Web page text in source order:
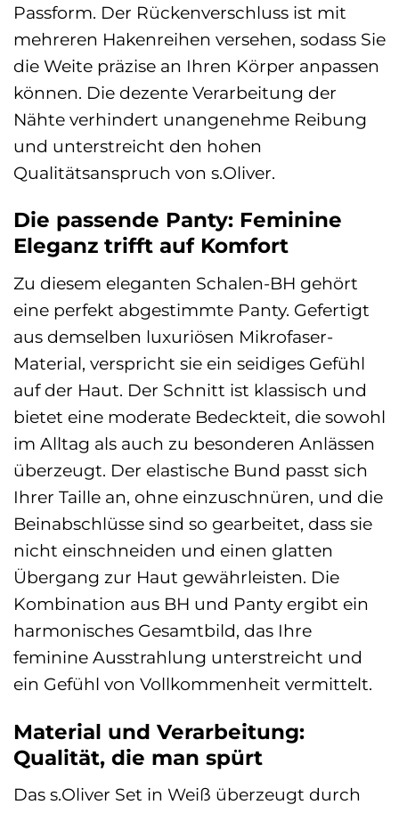
Passform. Der Rückenverschluss ist mit
mehreren Hakenreihen versehen, sodass Sie
die Weite präzise an Ihren Körper anpassen
können. Die dezente Verarbeitung der
Nähte verhindert unangenehme Reibung
und unterstreicht den hohen
Qualitätsanspruch von s.Oliver.
Die passende Panty: Feminine
Eleganz trifft auf Komfort
Zu diesem eleganten Schalen-BH gehört
eine perfekt abgestimmte Panty. Gefertigt
aus demselben luxuriösen Mikrofaser-
Material, verspricht sie ein seidiges Gefühl
auf der Haut. Der Schnitt ist klassisch und
bietet eine moderate Bedeckteit, die sowohl
im Alltag als auch zu besonderen Anlässen
überzeugt. Der elastische Bund passt sich
Ihrer Taille an, ohne einzuschnüren, und die
Beinabschlüsse sind so gearbeitet, dass sie
nicht einschneiden und einen glatten
Übergang zur Haut gewährleisten. Die
Kombination aus BH und Panty ergibt ein
harmonisches Gesamtbild, das Ihre
feminine Ausstrahlung unterstreicht und
ein Gefühl von Vollkommenheit vermittelt.
Material und Verarbeitung:
Qualität, die man spürt
Das s.Oliver Set in Weiß überzeugt durch